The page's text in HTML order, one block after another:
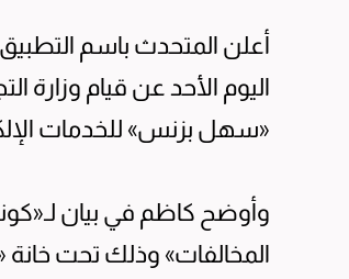
أعلن المتحدث باسم
اليوم الأحد عن قيام وزارة
«سهل بزنس» للخدمات
وأوضح كاظم في بيان
المخالفات» وذلك تحت خانة